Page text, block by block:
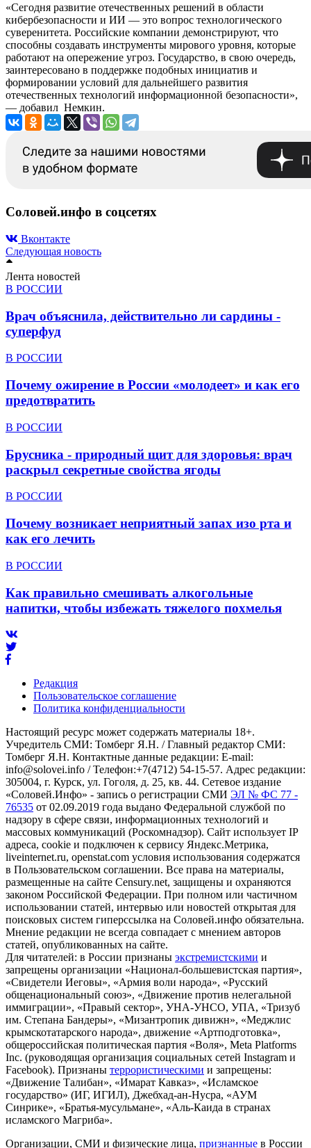
«Сегодня развитие отечественных решений в области
кибербезопасности и ИИ — это вопрос технологического
суверенитета. Российские компании демонстрируют, что
способны создавать инструменты мирового уровня, которые
работают на опережение угроз. Государство, в свою очередь,
заинтересовано в поддержке подобных инициатив и
формировании условий для дальнейшего развития
отечественных технологий информационной безопасности»,
— добавил Немкин.
Соловей.инфо в соцсетях
Вконтакте
Следующая новость
Лента новостей
В РОССИИ
Врач объяснила, действительно ли сардины -
суперфуд
В РОССИИ
Почему ожирение в России «молодеет» и как его
предотвратить
В РОССИИ
Брусника - природный щит для здоровья: врач
раскрыл секретные свойства ягоды
В РОССИИ
Почему возникает неприятный запах изо рта и
как его лечить
В РОССИИ
Как правильно смешивать алкогольные
напитки, чтобы избежать тяжелого похмелья
Редакция
Пользовательское соглашение
Политика конфиденциальности
Настоящий ресурс может содержать материалы 18+.
Учредитель СМИ: Томберг Я.Н. / Главный редактор СМИ:
Томберг Я.Н. Контактные данные редакции: E-mail:
info@solovei.info / Телефон:+7(4712) 54-15-57. Адрес редакции:
305004, г. Курск, ул. Гоголя, д. 25, кв. 44. Сетевое издание
«Соловей.Инфо» - запись о регистрации СМИ ЭЛ № ФС 77 -
76535 от 02.09.2019 года выдано Федеральной службой по
надзору в сфере связи, информационных технологий и
массовых коммуникаций (Роскомнадзор). Сайт использует IP
адреса, cookie и подключен к сервису Яндекс.Метрика,
liveinternet.ru, openstat.com условия использования содержатся
в Пользовательском соглашении. Все права на материалы,
размещенные на сайте Censury.net, защищены и охраняются
законом Российской Федерации. При полном или частичном
использовании статей, интервью или новостей открытая для
поисковых систем гиперссылка на Соловей.инфо обязательна.
Мнение редакции не всегда совпадает с мнением авторов
статей, опубликованных на сайте.
Для читателей: в России признаны экстремистскими и
запрещены организации «Национал-большевистская партия»,
«Свидетели Иеговы», «Армия воли народа», «Русский
общенациональный союз», «Движение против нелегальной
иммиграции», «Правый сектор», УНА-УНСО, УПА, «Тризуб
им. Степана Бандеры», «Мизантропик дивижн», «Меджлис
крымскотатарского народа», движение «Артподготовка»,
общероссийская политическая партия «Воля», Meta Platforms
Inc. (руководящая организация социальных сетей Instagram и
Facebook). Признаны террористическими и запрещены:
«Движение Талибан», «Имарат Кавказ», «Исламское
государство» (ИГ, ИГИЛ), Джебхад-ан-Нусра, «АУМ
Синрике», «Братья-мусульмане», «Аль-Каида в странах
исламского Магриба».
Организации, СМИ и физические лица, признанные в России